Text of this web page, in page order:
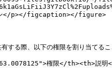
ン</p></figcaption></figure>
する際、以下の権限を割り当てるこ
権限</th><th>説明